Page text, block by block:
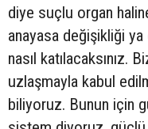
diye suçlu organ
anayasa değişikliği
nasıl katılacaksınız.
uzlaşmayla kabul
biliyoruz. Bunun için